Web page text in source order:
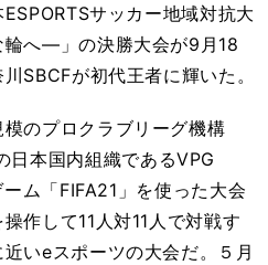
サッカー地域対抗大
へ―」の決勝大会が9月18
SBCFが初代王者に輝いた。
のプロクラブリーグ機構
本国内組織であるVPG
ム「FIFA21」を使った大会
作して11人対11人で対戦す
いeスポーツの大会だ。５月